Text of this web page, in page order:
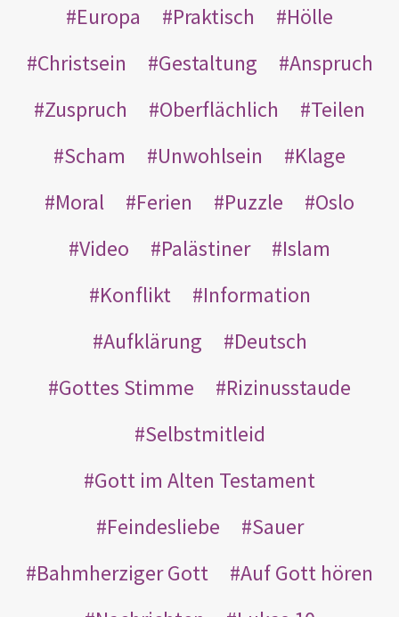
Europa
Praktisch
Hölle
Christsein
Gestaltung
Anspruch
Zuspruch
Oberflächlich
Teilen
Scham
Unwohlsein
Klage
Moral
Ferien Puzzle
Oslo
Video
Palästiner
Islam
Konflikt
Information
Aufklärung
Deutsch
Gottes Stimme
Rizinusstaude
Selbstmitleid
Gott im Alten Testament
Feindesliebe
Sauer
Bahmherziger Gott
Auf Gott hören